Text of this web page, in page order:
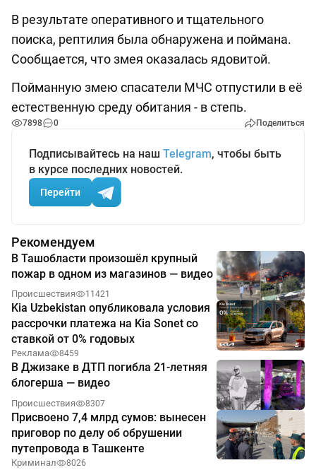
В результате оперативного и тщательного
поиска, рептилия была обнаружена и поймана.
Сообщается, что змея оказалась ядовитой.
Пойманную змею спасатели МЧС отпустили в её
естественную среду обитания - в степь.
7898 0 Поделиться
Подписывайтесь на наш Telegram, чтобы быть
в курсе последних новостей.
Перейти
Рекомендуем
В Ташобласти произошёл крупный
пожар в одном из магазинов — видео
Происшествия 11421
Kia Uzbekistan опубликовала условия
рассрочки платежа на Kia Sonet со
ставкой от 0% годовых
Реклама 8459
В Джизаке в ДТП погибла 21-летняя
блогерша — видео
Происшествия 8307
Присвоено 7,4 млрд сумов: вынесен
приговор по делу об обрушении
путепровода в Ташкенте
Криминал 8026